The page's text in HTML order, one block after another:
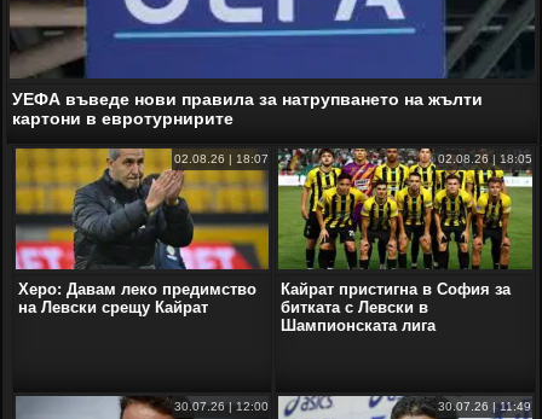
УЕФА въведе нови правила за натрупването на жълти
картони в евротурнирите
02.08.26 | 18:07
Херо: Давам леко предимство
на Левски срещу Кайрат
02.08.26 | 18:05
Кайрат пристигна в София за
битката с Левски в
Шампионската лига
30.07.26 | 12:00 30.07.26 | 11:49